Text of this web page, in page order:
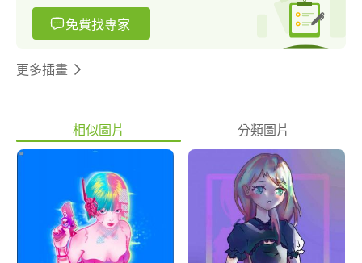
免費找專家
更多插畫
相似圖片 分類圖片